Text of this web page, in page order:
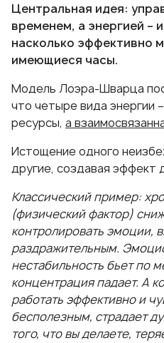
Центральная идея:
временем, а энергией –
насколько эффективно
имеющиеся часы.
Модель Лоэра-Шварца
что четыре вида энергии
ресурсы, а
Истощение одного
другие, создавая эффект
Классический пример:
(физический фактор)
контролировать эмоции,
раздражительным.
нестабильность бьет по
концентрация падает. А
работать эффективно и
бесполезным, страдает
того, что вы делаете,